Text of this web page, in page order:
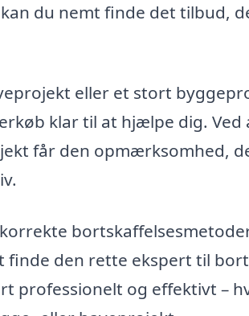
du nemt finde det tilbud,
eller et stort
klar til at hjælpe dig.
får den opmærksomhed,
den rette ekspert til
professionelt og effektivt –